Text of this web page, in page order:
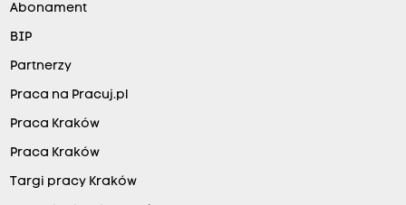
Abonament
BIP
Partnerzy
Praca na Pracuj.pl
Praca Kraków
Praca Kraków
Targi pracy Kraków